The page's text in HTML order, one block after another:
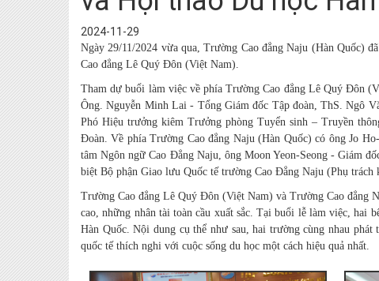
2024-11-29
Ngày 29/11/2024 vừa qua, Trường Cao đẳng Naju (Hàn Quốc)
Cao đẳng Lê Quý Đôn (Việt Nam).
Tham dự buổi làm việc về phía Trường Cao đẳng Lê Quý Đôn
Ông. Nguyễn Minh Lai - Tổng Giám đốc Tập đoàn, ThS. Ngô
Phó Hiệu trưởng kiêm Trưởng phòng Tuyển sinh – Truyền
Đoàn. Về phía Trường Cao đẳng Naju (Hàn Quốc) có ông Jo
tâm Ngôn ngữ Cao Đẳng Naju, ông Moon Yeon-Seong - Giám
biệt Bộ phận Giao lưu Quốc tế trường Cao Đẳng Naju (Phụ trách
Trường Cao đẳng Lê Quý Đôn (Việt Nam) và Trường Cao đẳng
cao, những nhân tài toàn cầu xuất sắc. Tại buổi lễ làm việc, hai
Hàn Quốc. Nội dung cụ thể như sau, hai trường cùng nhau
quốc tế thích nghi với cuộc sống du học một cách hiệu quả nhất.